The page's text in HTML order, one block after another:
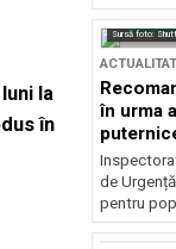
la
în
Sursă foto:
în urma
de
pentru